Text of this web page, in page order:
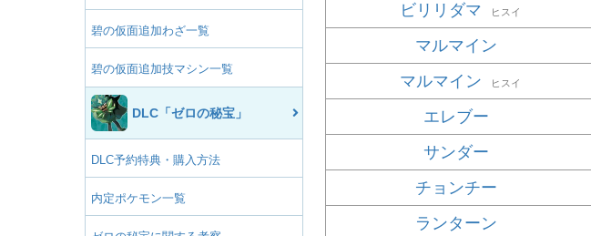
碧の仮面追加わざ一覧
碧の仮面追加技マシン一覧
DLC「ゼロの秘宝」
DLC予約特典・購入方法
内定ポケモン一覧
ビリリダマ
ヒスイ
マルマイン
マルマイン
ヒスイ
エレブー
サンダー
チョンチー
ランターン